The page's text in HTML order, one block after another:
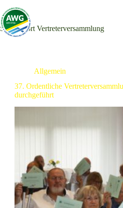
Schlagwort Vertreterversammlung
Allgemein
37. Ordentliche
durchgeführt